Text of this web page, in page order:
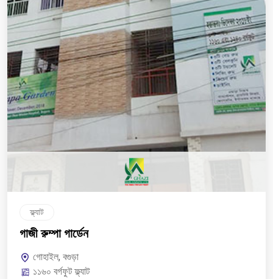
ফ্ল্যাট
গাজী রুম্পা গার্ডেন
গোহাইল, বগুড়া
১১৬০ বর্গফুট ফ্ল্যাট